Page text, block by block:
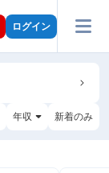
ログイン
年収 新着のみ